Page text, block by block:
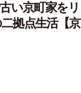
い京町家をリ
拠点生活【京